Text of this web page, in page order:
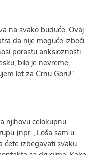
na svako buduće. Ovaj
da nije moguće izbeći
porastu anksioznosti.
bilo je nevreme,
let za Crnu Goru!“
njihovu celokupnu
(npr. „Loša sam u
ćete izbegavati svaku